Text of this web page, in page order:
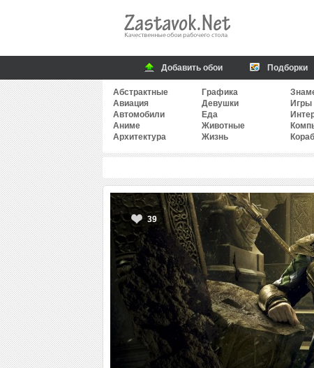
Добавить обои Подборки
Абстрактные
Авиация
Автомобили
Аниме
Архитектура
Графика
Девушки
Еда
Животные
Жизнь
Игры
39